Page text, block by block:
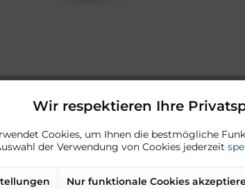
Wir respektieren Ihre
Cookies, um Ihnen die bestmögliche
der Verwendung von Cookies jederzeit
Nur funktionale Cookies